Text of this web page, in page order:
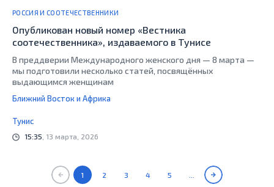
РОССИЯ И СООТЕЧЕСТВЕННИКИ
Опубликован новый номер «Вестника
соотечественника», издаваемого в Тунисе
В преддверии Международного женского дня — 8 марта —
мы подготовили несколько статей, посвящённых
выдающимся женщинам
Ближний Восток и Африка
Тунис
15:35 , 13 марта, 2026
1 2 3 4 5